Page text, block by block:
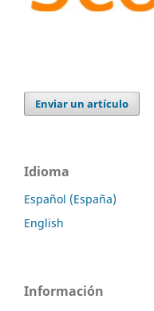
Enviar un artículo
Idioma
Español (España)
English
Información